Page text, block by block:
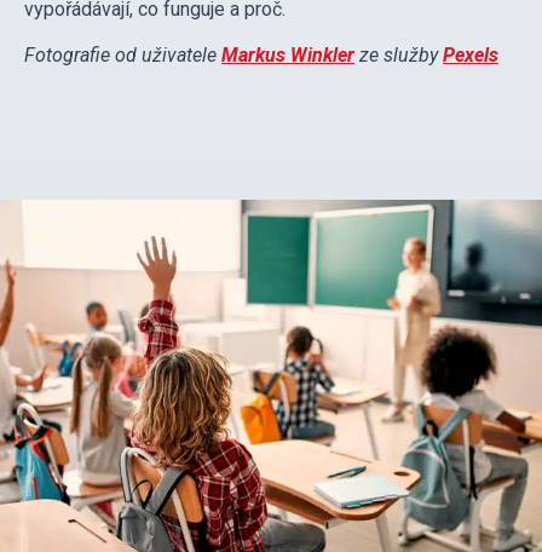
vypořádávají, co funguje a proč.
Fotografie od uživatele Markus Winkler ze službyPexels